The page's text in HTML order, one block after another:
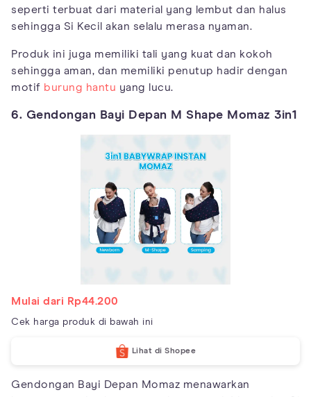
seperti terbuat dari material yang lembut dan halus
sehingga Si Kecil akan selalu merasa nyaman.
Produk ini juga memiliki tali yang kuat dan kokoh
sehingga aman, dan memiliki penutup hadir dengan
motif burung hantu yang lucu.
6. Gendongan Bayi Depan M Shape Momaz 3in1
Mulai dari Rp44.200
Cek harga produk di bawah ini
Lihat di Shopee
Gendongan Bayi Depan Momaz menawarkan